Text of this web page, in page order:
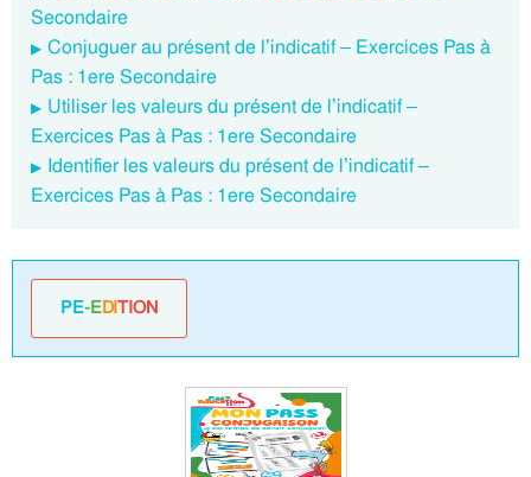
Secondaire
Conjuguer au présent de l’indicatif – Exercices Pas à
Pas : 1ere Secondaire
Utiliser les valeurs du présent de l’indicatif –
Exercices Pas à Pas : 1ere Secondaire
Identifier les valeurs du présent de l’indicatif –
Exercices Pas à Pas : 1ere Secondaire
PE-EDITION